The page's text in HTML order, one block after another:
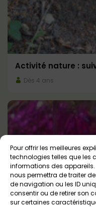
Pour offrir les meilleures
technologies telles que les
informations des
nous permettra de traiter
de navigation ou les ID
consentir ou de retirer son
sur certaines
Activité nature :
Dès 4 ans